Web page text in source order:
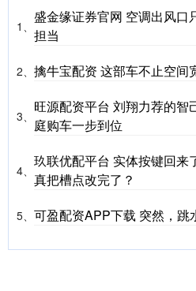
1、
盛金缘证券官网 空调出风口
担当
2、 擒牛宝配资 这部车不止空间
3、
旺源配资平台 刘翔力荐的智
庭购车一步到位
4、
玖联优配平台 实体按键回来
真把槽点改完了？
5、 可盈配资APP下载 突然，跳